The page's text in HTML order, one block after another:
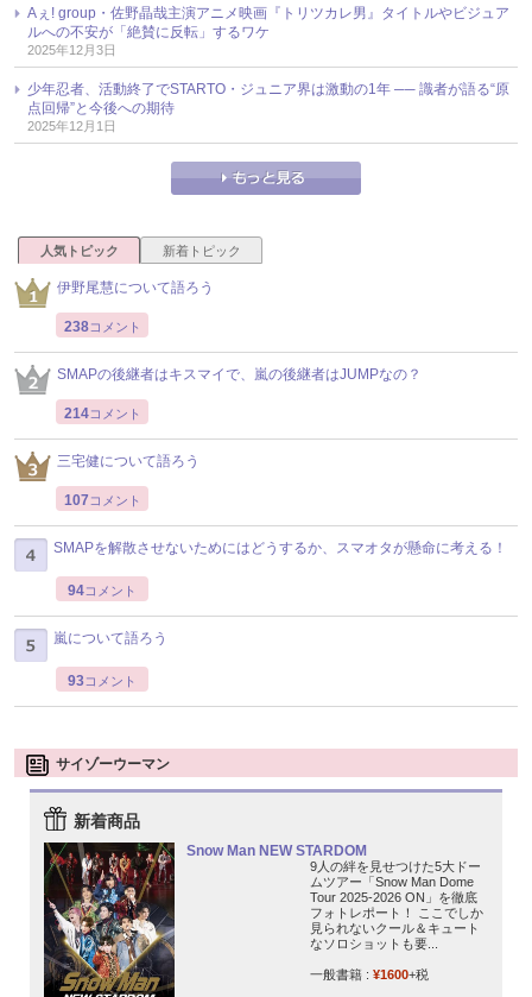
Aぇ! group・佐野晶哉主演アニメ映画『トリツカレ男』タイトルやビジュア
ルへの不安が「絶賛に反転」するワケ
2025年12月3日
少年忍者、活動終了でSTARTO・ジュニア界は激動の1年 ── 識者が語る“原
点回帰”と今後への期待
2025年12月1日
人気トピック 新着トピック
伊野尾慧について語ろう
238コメント
SMAPの後継者はキスマイで、嵐の後継者はJUMPなの？
214コメント
三宅健について語ろう
107 コメント
SMAPを解散させないためにはどうするか、スマオタが懸命に考える！
94コメント
嵐について語ろう
93コメント
サイゾーウーマン
新着商品
Snow Man NEW STARDOM
9人の絆を見せつけた5大ドー
ムツアー「Snow Man Dome
Tour 2025-2026 ON」を徹底
フォトレポート！ ここでしか
見られないクール＆キュート
なソロショットも要...
一般書籍 : ¥1600+税